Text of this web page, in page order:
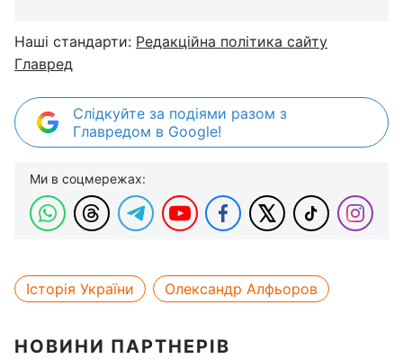
Наші стандарти: Редакційна політика сайту
Главред
Слідкуйте за подіями разом з
Главредом в Google!
Ми в соцмережах:
Історія України Олександр Алфьоров
НОВИНИ ПАРТНЕРІВ